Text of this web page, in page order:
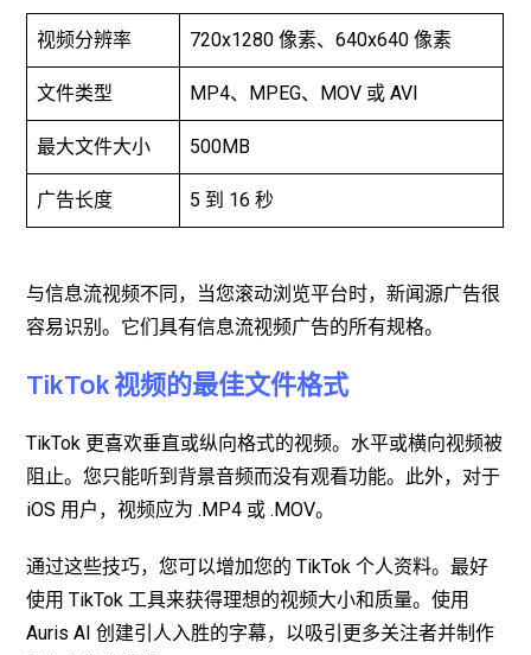
视频分辨率 720x1280 像素、640x640 像素
文件类型 MP4、MPEG、MOV 或 AVI
最大文件大小 500MB
广告长度 5 到 16 秒
与信息流视频不同，当您滚动浏览平台时，新闻源广告很
容易识别。它们具有信息流视频广告的所有规格。
TikTok 视频的最佳文件格式
TikTok 更喜欢垂直或纵向格式的视频。水平或横向视频被
阻止。您只能听到背景音频而没有观看功能。此外，对于
iOS 用户，视频应为 .MP4 或 .MOV。
通过这些技巧，您可以增加您的 TikTok 个人资料。最好
使用 TikTok 工具来获得理想的视频大小和质量。使用
Auris AI 创建引人入胜的字幕，以吸引更多关注者并制作